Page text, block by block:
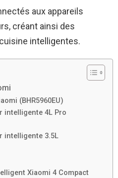
aux appareils
créant ainsi des
intelligentes.
(BHR5960EU)
intelligente 4L Pro
intelligente 3.5L
Xiaomi 4 Compact